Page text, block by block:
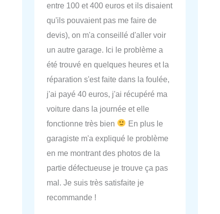
entre 100 et 400 euros et ils disaient
qu'ils pouvaient pas me faire de
devis), on m'a conseillé d'aller voir
un autre garage. Ici le problème a
été trouvé en quelques heures et la
réparation s'est faite dans la foulée,
j'ai payé 40 euros, j'ai récupéré ma
voiture dans la journée et elle
fonctionne très bien
En plus le
garagiste m'a expliqué le problème
en me montrant des photos de la
partie défectueuse je trouve ça pas
mal. Je suis très satisfaite je
recommande !